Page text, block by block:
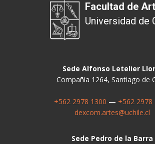
Facultad de
Universidad de
Sede Alfonso Letelier
Compañía 1264, Santiago de
+562 2978 1300 — +562 2978
dexcom.artes@uchile.cl
Sede Pedro de la Barra